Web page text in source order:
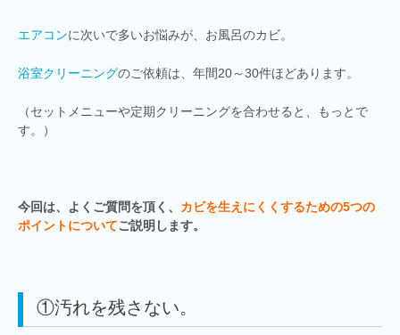
エアコンに次いで多いお悩みが、お風呂のカビ。
浴室クリーニングのご依頼は、年間20～30件ほどあります。
（セットメニューや定期クリーニングを合わせると、もっとで
す。）
今回は、よくご質問を頂く、 カビを生えにくくするための5つの
ポイントについてご説明します。
①汚れを残さない。